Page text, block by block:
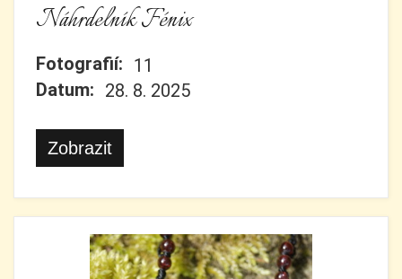
Náhrdelník Fénix
Fotografií: 11
Datum: 28. 8. 2025
Zobrazit